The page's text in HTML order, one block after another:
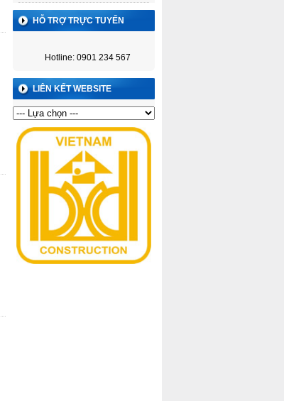
HỖ TRỢ TRỰC TUYẾN
Hotline: 0901 234 567
LIÊN KẾT WEBSITE